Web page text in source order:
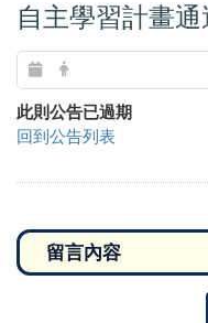
自主學習計畫
此則公告已過期
回到公告列表